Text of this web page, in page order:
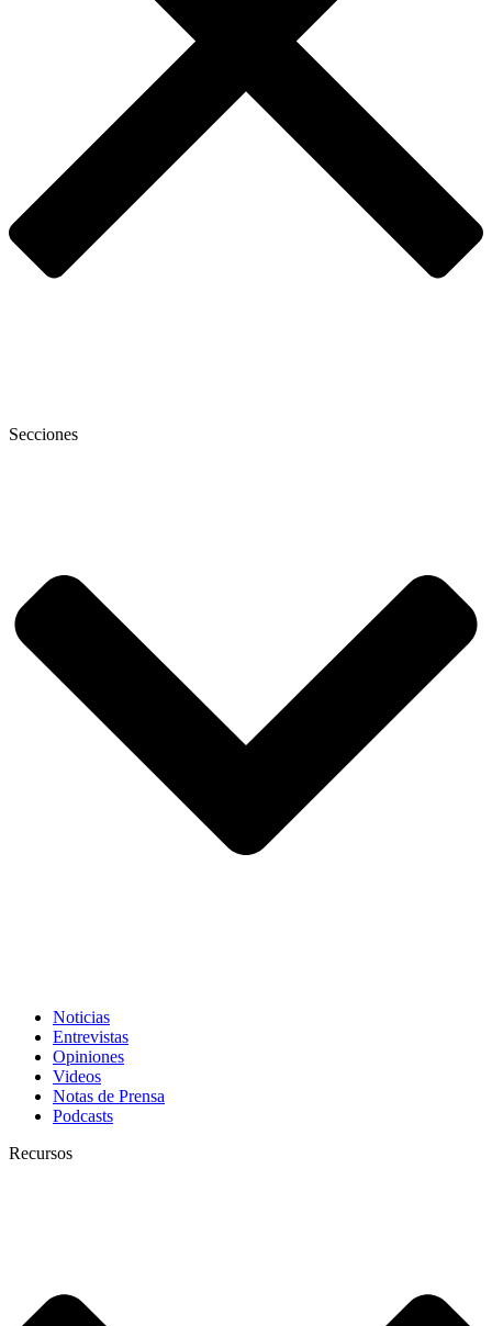
Secciones
Noticias
Entrevistas
Opiniones
Videos
Notas de Prensa
Podcasts
Recursos